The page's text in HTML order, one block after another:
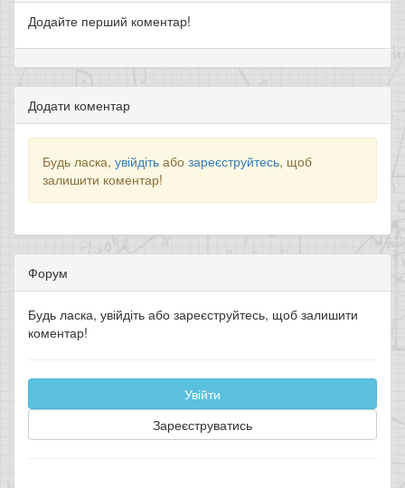
Додайте перший коментар!
Додати коментар
Будь ласка, увійдіть або зареєструйтесь, щоб
залишити коментар!
Форум
Будь ласка, увійдіть або зареєструйтесь, щоб залишити
коментар!
Увійти
Зареєструватись